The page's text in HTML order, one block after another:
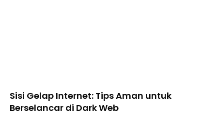
Sisi Gelap Internet: Tips Aman untuk
Berselancar di Dark Web